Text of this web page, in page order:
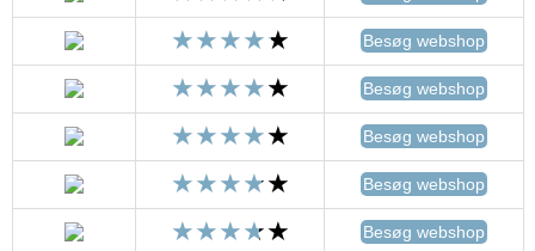
Besøg webshop
Besøg webshop
Besøg webshop
Besøg webshop
Besøg webshop